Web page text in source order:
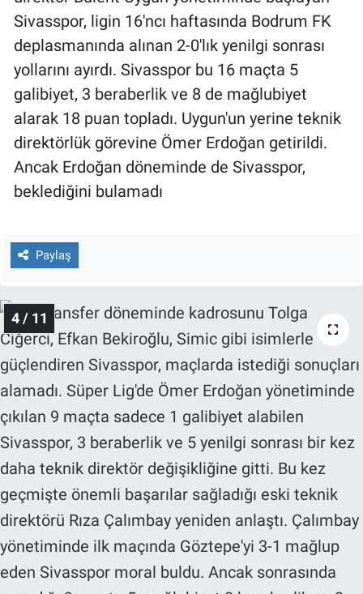
Sivasspor, ligin 16'ncı haftasında Bodrum FK
deplasmanında alınan 2-0'lık yenilgi sonrası
yollarını ayırdı. Sivasspor bu 16 maçta 5
galibiyet, 3 beraberlik ve 8 de mağlubiyet
alarak 18 puan topladı. Uygun'un yerine teknik
direktörlük görevine Ömer Erdoğan getirildi.
Ancak Erdoğan döneminde de Sivasspor,
beklediğini bulamadı
Paylaş
4 / 11